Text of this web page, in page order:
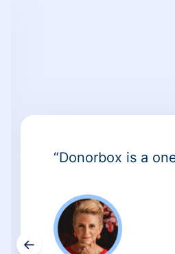
←
“Donorbox is a